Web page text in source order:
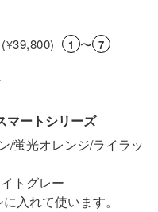
¥39,800) 1 〜 7
ートシリーズ
/蛍光オレンジ/ライラッ
トグレー
入れて使います。